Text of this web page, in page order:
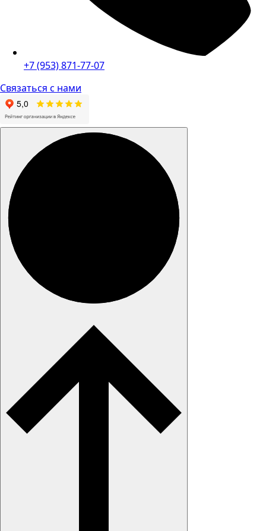
+7 (953) 871-77-07
Связаться с нами